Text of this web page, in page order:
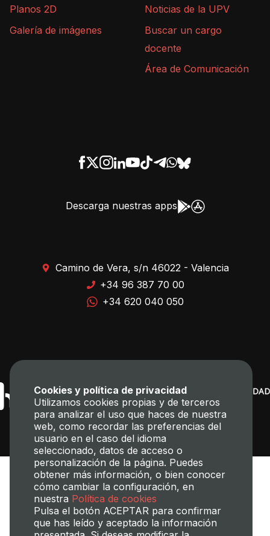
Planos 2D
Galería de imágenes
Noticias de la UPV
Buscar un cargo
docente
Área de Comunicación
Descarga nuestras apps
Camino de Vera, s/n 46022 - Valencia
+34 96 387 70 00
+34 620 040 050
Cookies y política de privacidad
Utilizamos cookies propias y de terceros
para analizar el uso que haces de nuestra
web, como recordar las preferencias del
usuario en el caso del idioma
seleccionado, datos de acceso o
personalización de la página. Puedes
obtener más información, o bien conocer
cómo cambiar la configuración, en
nuestra Política de cookies
Pulsa el botón ACEPTAR para confirmar
que has leído y aceptado la información